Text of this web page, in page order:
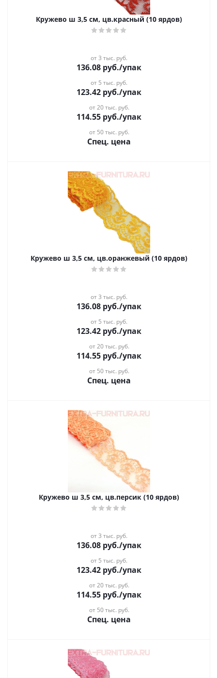
Кружево ш 3,5 см, цв.красный (10 ярдов)
от 3 тыс. руб.
136.08 руб./упак
от 5 тыс. руб.
123.42 руб./упак
от 20 тыс. руб.
114.55 руб./упак
от 50 тыс. руб.
Спец. цена
Кружево ш 3,5 см, цв.оранжевый (10 ярдов)
от 3 тыс. руб.
136.08 руб./упак
от 5 тыс. руб.
123.42 руб./упак
от 20 тыс. руб.
114.55 руб./упак
от 50 тыс. руб.
Спец. цена
Кружево ш 3,5 см, цв.персик (10 ярдов)
от 3 тыс. руб.
136.08 руб./упак
от 5 тыс. руб.
123.42 руб./упак
от 20 тыс. руб.
114.55 руб./упак
от 50 тыс. руб.
Спец. цена